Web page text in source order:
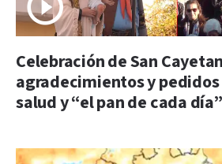
Celebración de San
agradecimientos y
salud y “el pan de cada día”